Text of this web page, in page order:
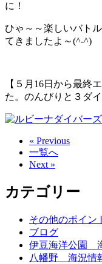
に！
ひゃ～～楽しいバト
てきましたよ～(^-^)
【５月16日から最終
た。のんびりと３ダ
« Previous
一覧へ
Next »
カテゴリー
その他のポイン
ブログ
伊豆海洋公園
八幡野 海況情